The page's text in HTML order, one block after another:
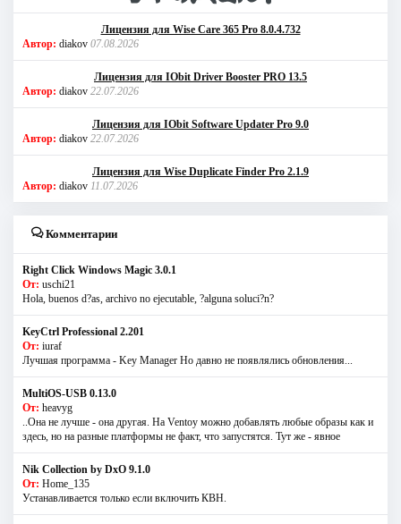
Лицензия для Wise Care 365 Pro 8.0.4.732
Автор: diakov 07.08.2026
Лицензия для IObit Driver Booster PRO 13.5
Автор: diakov 22.07.2026
Лицензия для IObit Software Updater Pro 9.0
Автор: diakov 22.07.2026
Лицензия для Wise Duplicate Finder Pro 2.1.9
Автор: diakov 11.07.2026
Комментарии
Right Click Windows Magic 3.0.1
От: uschi21
Hola, buenos d?as, archivo no ejecutable, ?alguna soluci?n?
KeyCtrl Professional 2.201
От: iuraf
Лучшая программа - Key Manager Но давно не появлялись обновления...
MultiOS-USB 0.13.0
От: heavyg
..Она не лучше - она другая. На Ventoy можно добавлять любые образы как и
здесь, но на разные платформы не факт, что запустятся. Тут же - явное
Nik Collection by DxO 9.1.0
От: Home_135
Устанавливается только если включить КВН.